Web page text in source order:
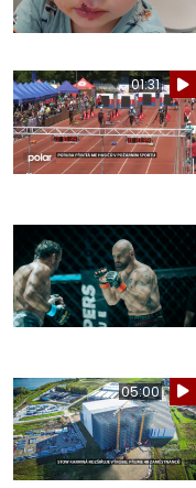
01:31
05:00